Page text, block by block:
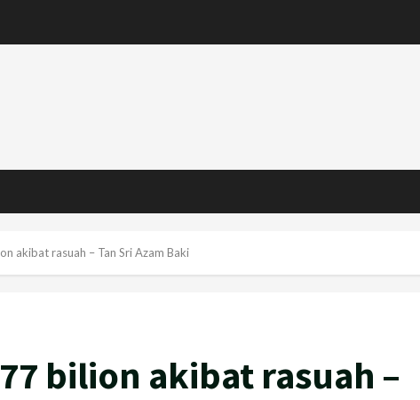
akibat rasuah – Tan Sri Azam Baki
bilion akibat rasuah –